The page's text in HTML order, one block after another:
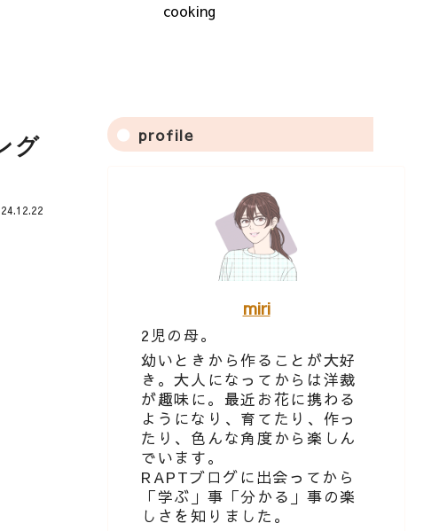
cooking
グ
profile
miri
2児の母。
幼いときから作ることが大好
き。大人になってからは洋裁
が趣味に。最近お花に携わる
ようになり、育てたり、作っ
たり、色んな角度から楽しん
でいます。
RAPTブログに出会ってから
「学ぶ」事「分かる」事の楽
しさを知りました。